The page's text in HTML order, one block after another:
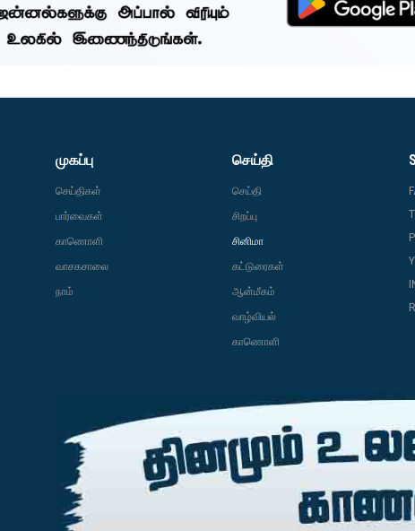
முகப்பு
செய்திகள்
பார்வைகள்
காணொளி
வாசகசாலை
நாம்
செய்தி
செய்தி
சிறப்பு
சினிமா
கட்டுரைகள்
ஆன்மீகம்
வாழ்வியல்
காணொளி